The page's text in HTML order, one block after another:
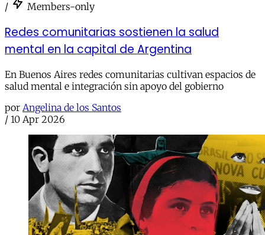
/ Members-only
Redes comunitarias sostienen la salud
mental en la capital de Argentina
En Buenos Aires redes comunitarias cultivan espacios de
salud mental e integración sin apoyo del gobierno
por Angelina de los Santos
/ 10 Apr 2026